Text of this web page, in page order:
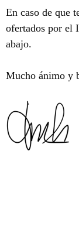
En caso de que
ofertados por el
abajo.
Mucho ánimo y